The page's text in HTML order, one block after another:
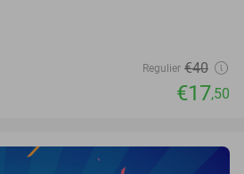
Regulier €40
€17,50